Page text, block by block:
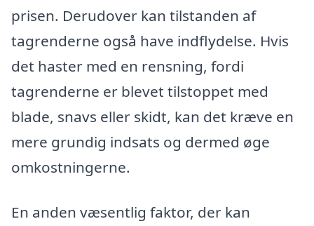
prisen. Derudover kan tilstanden af
tagrenderne også have indflydelse. Hvis
det haster med en rensning, fordi
tagrenderne er blevet tilstoppet med
blade, snavs eller skidt, kan det kræve en
mere grundig indsats og dermed øge
omkostningerne.
En anden væsentlig faktor, der kan